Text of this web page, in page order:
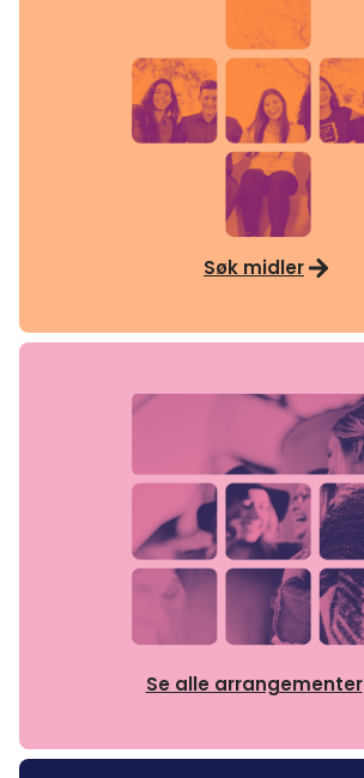
Søk midler
Se alle arrangementer